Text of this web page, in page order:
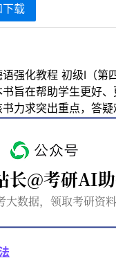
下载
强化教程 初级I（第
旨在帮助学生更好
力求突出重点，答